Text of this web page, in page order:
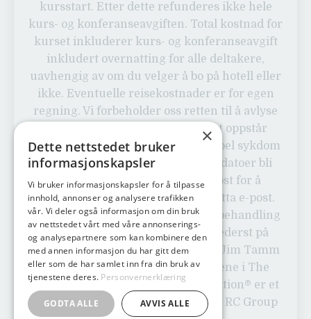
kursstart. Etter dette refunderes ikke hele
kurs- og konferanseavgiften. Total kostnad for
kurset inkluderer kurs- og konferanseavgift
inkludert overnatting for alle deltakere,
uavhengig av om du velger å bo på hotell eller
ikke. Eventuelle reisekostnader er for egen
regning. Vi forbeholder oss retten til å avlyse
ved for få påmeldte eller hvis det oppstår
uforutsette situasjoner, for eksempel sykdom
hos en instruktør. I så fall vil nye datoer bli
tilbudt. NB! Du vil motta en e-post for å
bekrefte påmeldingen og for å motta e-post.
Les personvernerklæring om databehandling
og personopplysninger (lenke nederst på
siden). Programmet er utviklet av Jim Tamm
og Ron Luyet, basert på prinsippene i The
Human Element. Radical Collaboration® er et
registrert varemerke, lisensiert av RC Group
×
Dette nettstedet bruker
informasjonskapsler
Vi bruker informasjonskapsler for å tilpasse
innhold, annonser og analysere trafikken
vår. Vi deler også informasjon om din bruk
av nettstedet vårt med våre annonserings-
og analysepartnere som kan kombinere den
med annen informasjon du har gitt dem
eller som de har samlet inn fra din bruk av
tjenestene deres. Personvernerklæring
GODTA ALLE AVVIS ALLE